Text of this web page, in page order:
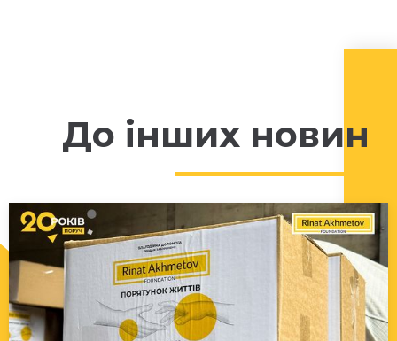
До інших новин